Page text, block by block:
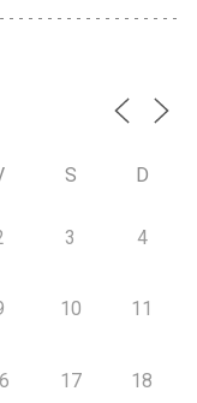
S D
3 4
10 11
17 18